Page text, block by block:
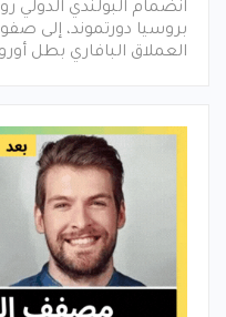
انضمام البولندي
بروسيا دورتموند، إلى
العملاق البافاري بطل